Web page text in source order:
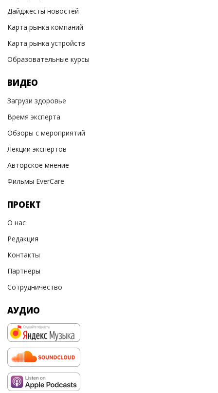
Дайджесты новостей
Карта рынка компаний
Карта рынка устройств
Образовательные курсы
ВИДЕО
Загрузи здоровье
Время эксперта
Обзоры с мероприятий
Лекции экспертов
Авторское мнение
Фильмы EverCare
ПРОЕКТ
О нас
Редакция
Контакты
Партнеры
Сотрудничество
АУДИО